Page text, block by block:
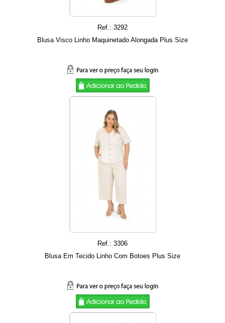
Ref.: 3292
Blusa Visco Linho Maquinetado Alongada Plus Size
Ref.: 3306
Blusa Em Tecido Linho Com Botoes Plus Size